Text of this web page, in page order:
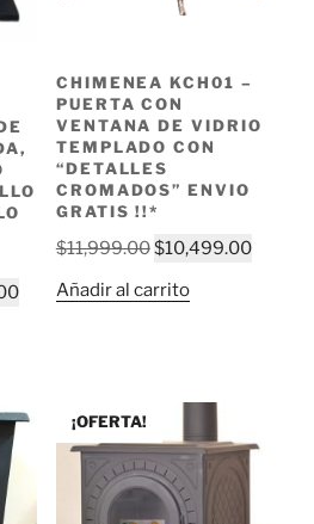
Current
CHIMENEA KCH01 –
PUERTA CON
VENTANA DE VIDRIO
TEMPLADO CON
“DETALLES
CROMADOS” ENVIO
GRATIS !!*
$11,999.00Original
was:
$10,499.00
Añadir al carrito
¡OFERTA!